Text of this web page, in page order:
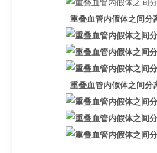
重叠血管内假体之间分
重叠血管内假体之间分